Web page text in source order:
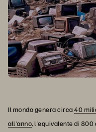
Il mondo genera circa40
all'anno, l'equivalente di 800